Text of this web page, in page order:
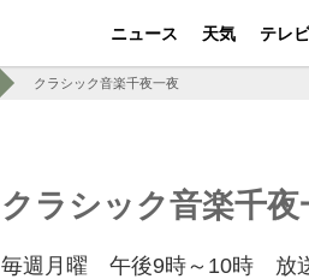
ニュース 天気 テレビ
クラシック音楽千夜一夜
クラシック音楽千夜
毎週月曜 午後9時～10時 放